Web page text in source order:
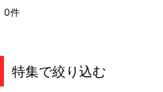
0件
特集で絞り込む